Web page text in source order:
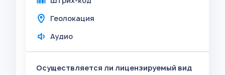
Геолокация
Аудио
Осуществляется ли лицензируемый вид